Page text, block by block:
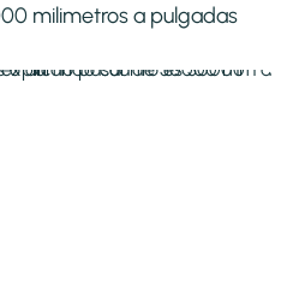
milimetros a pulgadas